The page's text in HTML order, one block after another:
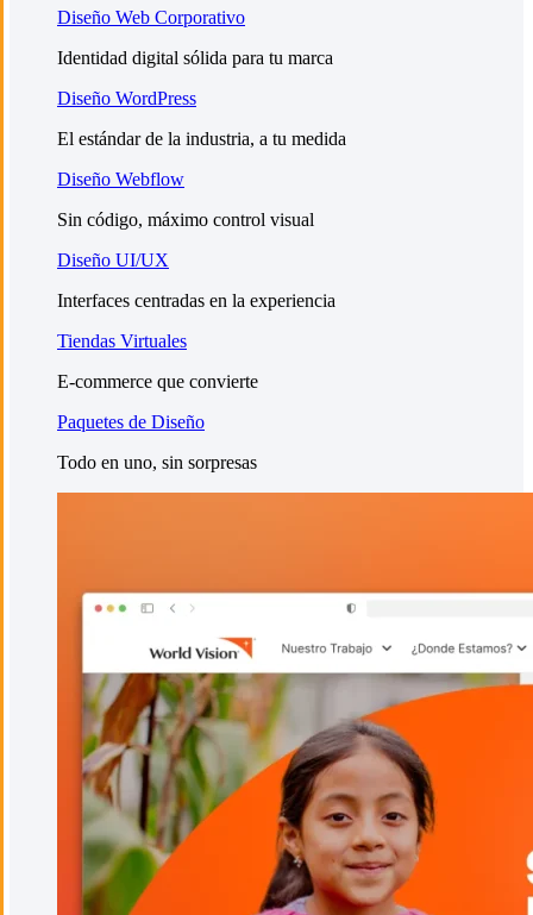
Diseño Web Corporativo
Identidad digital sólida para tu marca
Diseño WordPress
El estándar de la industria, a tu medida
Diseño Webflow
Sin código, máximo control visual
Diseño UI/UX
Interfaces centradas en la experiencia
Tiendas Virtuales
E-commerce que convierte
Paquetes de Diseño
Todo en uno, sin sorpresas